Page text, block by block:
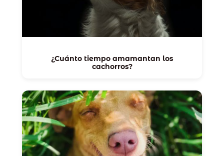
¿Cuánto tiempo amamantan los
cachorros?